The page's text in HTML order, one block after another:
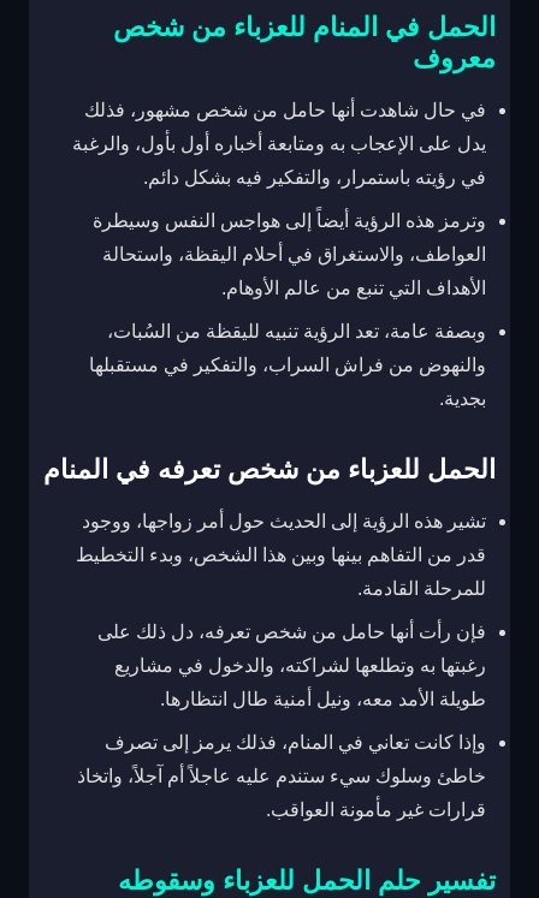
الحمل في المنام للعزباء من شخص
معروف
في حال شاهدت أنها حامل من شخص مشهور، فذلك
يدل على الإعجاب به ومتابعة أخباره أول بأول، والرغبة
في رؤيته باستمرار، والتفكير فيه بشكل دائم.
وترمز هذه الرؤية أيضاً إلى هواجس النفس وسيطرة
العواطف، والاستغراق في أحلام اليقظة، واستحالة
الأهداف التي تنبع من عالم الأوهام.
وبصفة عامة، تعد الرؤية تنبيه لليقظة من السُبات،
والنهوض من فراش السراب، والتفكير في مستقبلها
بجدية.
الحمل للعزباء من شخص تعرفه في المنام
تشير هذه الرؤية إلى الحديث حول أمر زواجها، ووجود
قدر من التفاهم بينها وبين هذا الشخص، وبدء التخطيط
للمرحلة القادمة.
فإن رأت أنها حامل من شخص تعرفه، دل ذلك على
رغبتها به وتطلعها لشراكته، والدخول في مشاريع
طويلة الأمد معه، ونيل أمنية طال انتظارها.
وإذا كانت تعاني في المنام، فذلك يرمز إلى تصرف
خاطئ وسلوك سيء ستندم عليه عاجلاً أم آجلاً، واتخاذ
قرارات غير مأمونة العواقب.
تفسير حلم الحمل للعزباء وسقوطه